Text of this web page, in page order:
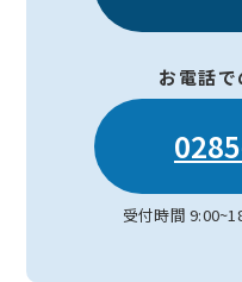
お電話
受付時間